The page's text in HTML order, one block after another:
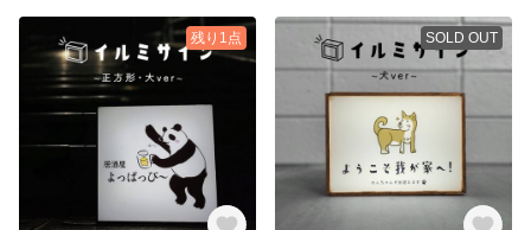
残り1点 SOLD OUT